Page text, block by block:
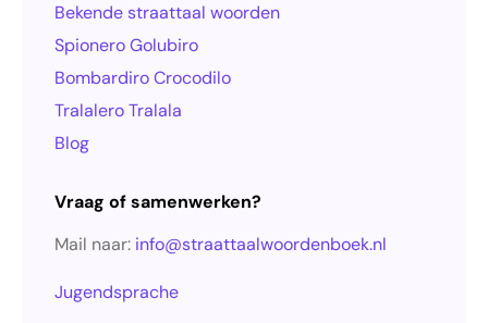
Bekende straattaal woorden
Spionero Golubiro
Bombardiro Crocodilo
Tralalero Tralala
Blog
Vraag of samenwerken?
Mail naar: info@straattaalwoordenboek.nl
Jugendsprache